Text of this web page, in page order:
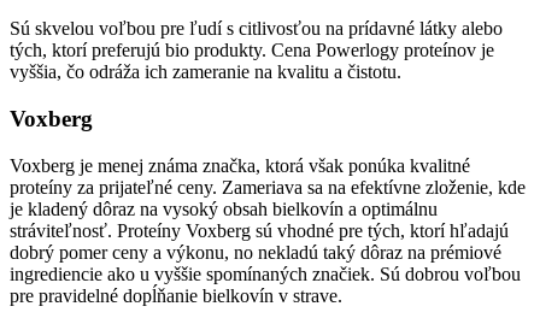
Sú skvelou voľbou pre ľudí s citlivosťou na prídavné látky alebo
tých, ktorí preferujú bio produkty. Cena Powerlogy proteínov je
vyššia, čo odráža ich zameranie na kvalitu a čistotu.
Voxberg
Voxberg je menej známa značka, ktorá však ponúka kvalitné
proteíny za prijateľné ceny. Zameriava sa na efektívne zloženie, kde
je kladený dôraz na vysoký obsah bielkovín a optimálnu
stráviteľnosť. Proteíny Voxberg sú vhodné pre tých, ktorí hľadajú
dobrý pomer ceny a výkonu, no nekladú taký dôraz na prémiové
ingrediencie ako u vyššie spomínaných značiek. Sú dobrou voľbou
pre pravidelné dopĺňanie bielkovín v strave.